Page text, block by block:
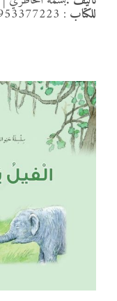
للكتاب : 9789953377223